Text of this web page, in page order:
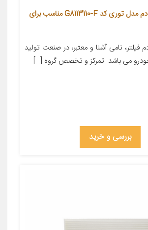
فیلتر کابین فیلتر دم مدل توری کد G8113110-F مناسب برای
نامی آشنا و معتبر، در صنعت تولید
می باشد. تمرکز و تخصص گروه […]
بررسی و خرید